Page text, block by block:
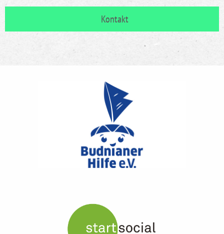
Kontakt